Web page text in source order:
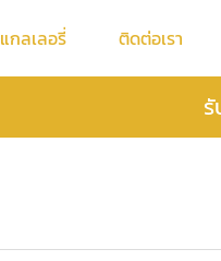
แกลเลอรี่ ติดต่อเรา